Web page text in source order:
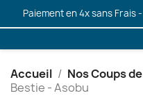
Paiement en 4x sans
Accueil Nos Coups
Bestie - Asobu